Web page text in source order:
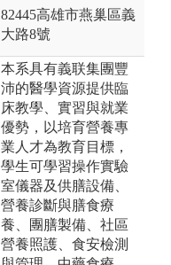
82445高雄市燕巢區義
大路8號
本系具有義联集團豐
沛的醫學資源提供臨
床教學、實習與就業
優勢，以培育營養專
業人才為教育目標，
學生可學習操作實驗
室儀器及供膳設備、
營養診斷與膳食療
養、團膳製備、社區
營養照護、食安檢測